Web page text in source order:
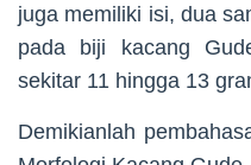
juga memiliki isi, dua
pada biji kacang
sekitar 11 hingga 13
Demikianlah